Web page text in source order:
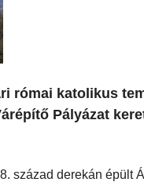
római katolikus
Pályázat
század derekán épült